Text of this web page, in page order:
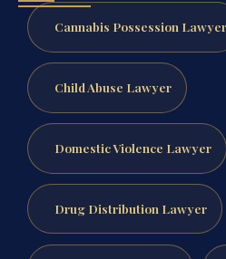
Cannabis Possession Lawyer
Child Abuse Lawyer
Domestic Violence Lawyer
Drug Distribution Lawyer